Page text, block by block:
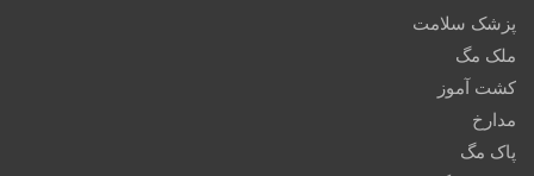
پزشک سلامت
ملک مگ
کشت آموز
مدارخ
پاک مگ